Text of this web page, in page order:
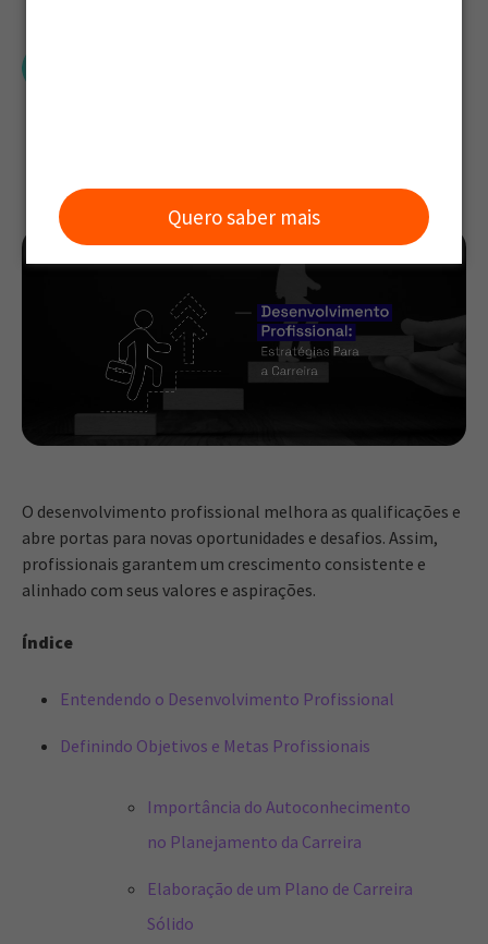
Quero saber mais
O desenvolvimento profissional melhora as qualificações e
abre portas para novas oportunidades e desafios. Assim,
profissionais garantem um crescimento consistente e
alinhado com seus valores e aspirações.
Índice
Entendendo o Desenvolvimento Profissional
Definindo Objetivos e Metas Profissionais
Importância do Autoconhecimento
no Planejamento da Carreira
Elaboração de um Plano de Carreira
Sólido